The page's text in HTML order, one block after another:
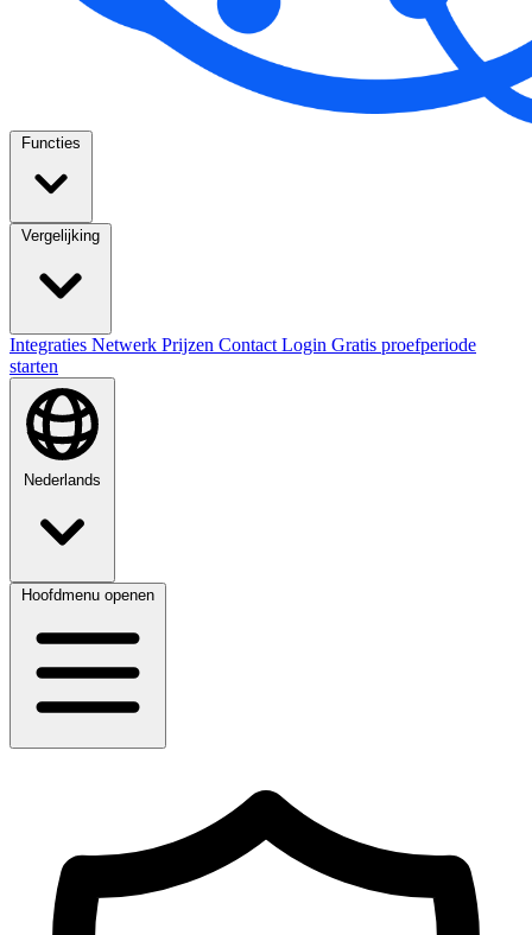
Functies
Vergelijking
Integraties Netwerk Prijzen Contact Login Gratis proefperiode
starten
Nederlands
Hoofdmenu openen